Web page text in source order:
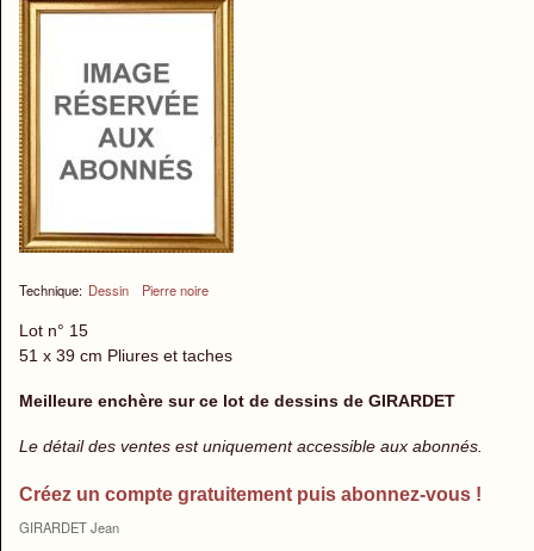
Technique: Dessin Pierre noire
Lot n° 15
51 x 39 cm Pliures et taches
Meilleure enchère sur ce lot de dessins de GIRARDET
Le détail des ventes est uniquement accessible aux abonnés.
Créez un compte gratuitement puis abonnez-vous !
GIRARDET Jean